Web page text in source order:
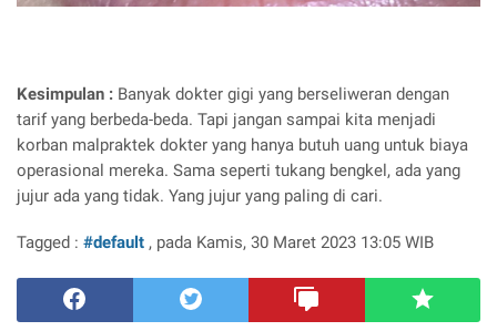
Kesimpulan : Banyak dokter gigi yang berseliweran dengan
tarif yang berbeda-beda. Tapi jangan sampai kita menjadi
korban malpraktek dokter yang hanya butuh uang untuk biaya
operasional mereka. Sama seperti tukang bengkel, ada yang
jujur ada yang tidak. Yang jujur yang paling di cari.
Tagged : #default , pada Kamis, 30 Maret 2023 13:05 WIB